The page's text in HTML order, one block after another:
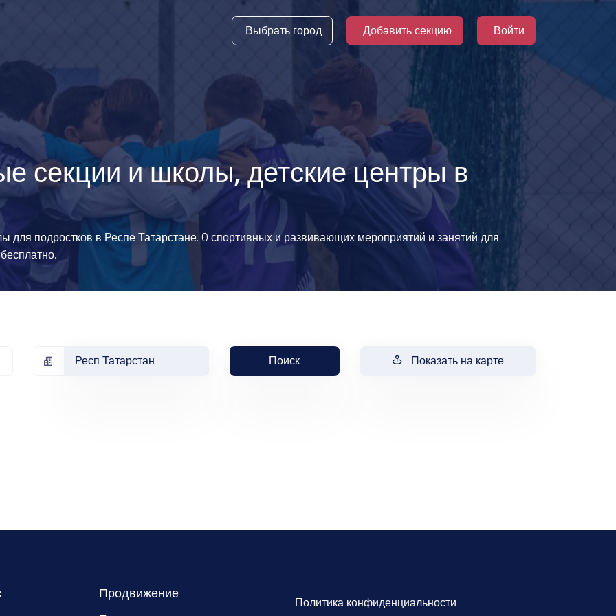
виды
виды спорта
Выбрать город Добавить секцию Войти
секции и школы, детские центры в
для подростков в Респе Татарстане. 0 спортивных и развивающих мероприятий и занятий для
Респ Татарстан Поиск Показать на карте
Продвижение
Политика конфиденциальности